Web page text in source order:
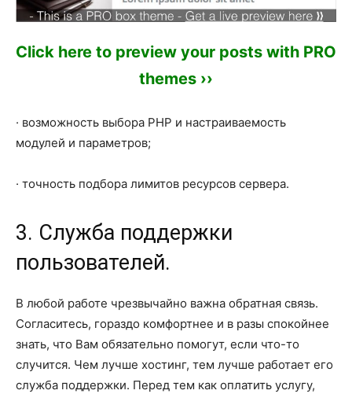
Click here to preview your posts with PRO
themes ››
· возможность выбора PHP и настраиваемость
модулей и параметров;
· точность подбора лимитов ресурсов сервера.
3. Служба поддержки
пользователей.
В любой работе чрезвычайно важна обратная связь.
Согласитесь, гораздо комфортнее и в разы спокойнее
знать, что Вам обязательно помогут, если что-то
случится. Чем лучше хостинг, тем лучше работает его
служба поддержки. Перед тем как оплатить услугу,